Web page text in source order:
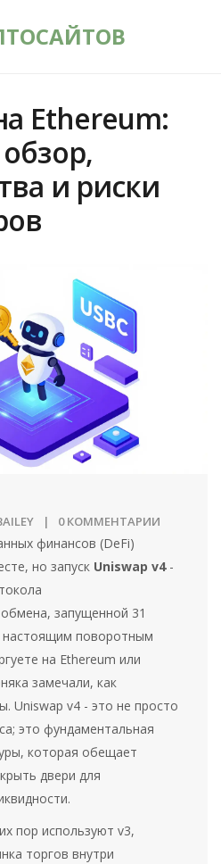
Ethereum:
и риски
0 КОММЕНТАРИИ
финансов (DeFi)
но запуск Uniswap v4-
запущенной 31
настоящим поворотным
на Ethereum или
замечали, как
Uniswap v4 - это не просто
это фундаментальная
которая обещает
двери для
пор используют v3,
торгов внутри